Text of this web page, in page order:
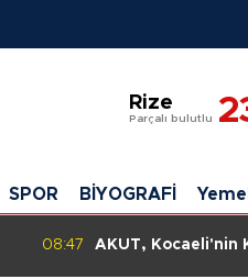
Rize
Parçalı bulutlu
Adıyaman
Ağrı
Amasya
SPOR BİYOGRAFİ
08:47
AKUT, Kocaeli'nin